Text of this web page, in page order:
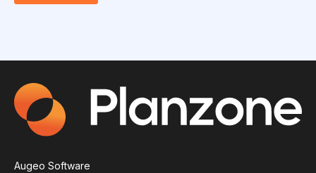
Augeo Software